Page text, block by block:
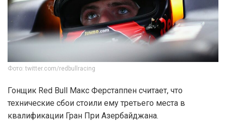
Фото: twitter.com/redbullracing
Гонщик Red Bull Макс Ферстаппен считает, что
технические сбои стоили ему третьего места в
квалификации Гран При Азербайджана.